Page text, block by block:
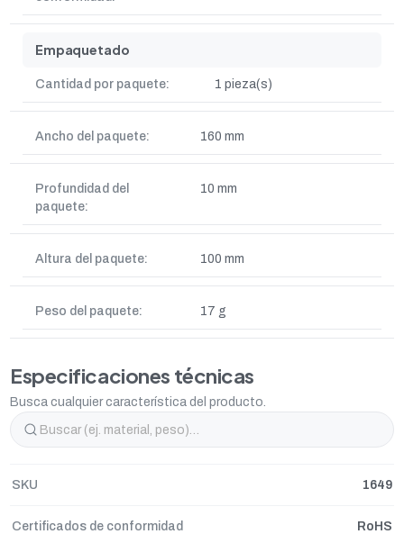
Empaquetado
Cantidad por paquete: 1 pieza(s)
Ancho del paquete: 160 mm
Profundidad del
paquete:
10 mm
Altura del paquete: 100 mm
Peso del paquete: 17 g
Especificaciones técnicas
Busca cualquier característica del producto.
SKU 1649
Certificados de conformidad RoHS